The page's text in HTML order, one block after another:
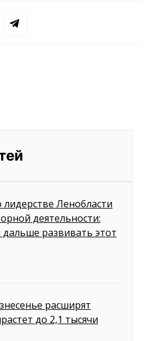
Ленобласти
деятельности:
развивать этот
расширят
до 2,1 тысячи